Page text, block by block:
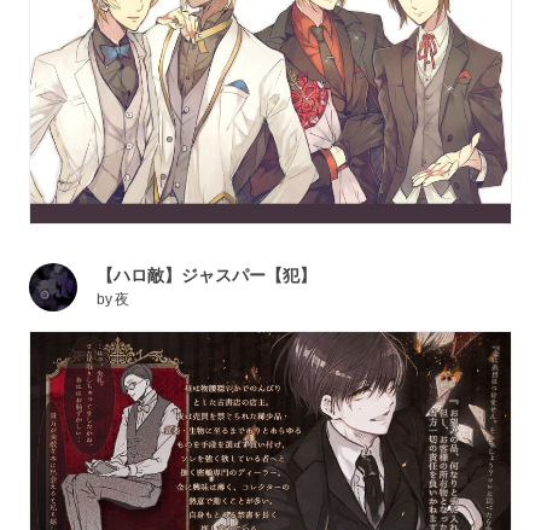
【ハロ敵】ジャスパー【犯】
by夜